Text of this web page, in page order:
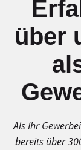
über
Als Ihr
bereits über